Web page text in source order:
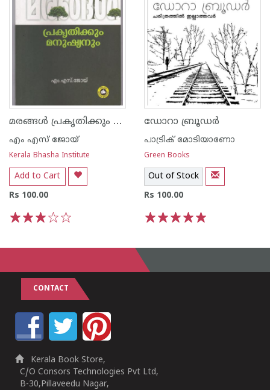
മരങ്ങള്‍ പ്രകൃതിക്കും മനുഷ്യനും
എം എസ് ജോയ്
Kerala Bhasha Institute
Add to Cart
Rs 100.00
ഡോറാ ബ്രൂഡര്‍
പാട്രിക് മോടിയാണോ
Green Books
Out of Stock
Rs 100.00
CONTACT
Kerala Book Store,
C/O Consors Technologies Pvt Ltd,
B-30,Pillaveedu Nagar,